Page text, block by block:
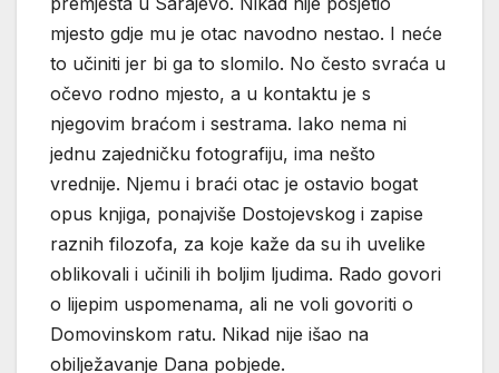
mjesto gdje mu je otac navodno nestao. I neće
to učiniti jer bi ga to slomilo. No često svraća u
očevo rodno mjesto, a u kontaktu je s
njegovim braćom i sestrama. Iako nema ni
jednu zajedničku fotografiju, ima nešto
vrednije. Njemu i braći otac je ostavio bogat
opus knjiga, ponajviše Dostojevskog i zapise
raznih filozofa, za koje kaže da su ih uvelike
oblikovali i učinili ih boljim ljudima. Rado govori
o lijepim uspomenama, ali ne voli govoriti o
Domovinskom ratu. Nikad nije išao na
obilježavanje Dana pobjede.